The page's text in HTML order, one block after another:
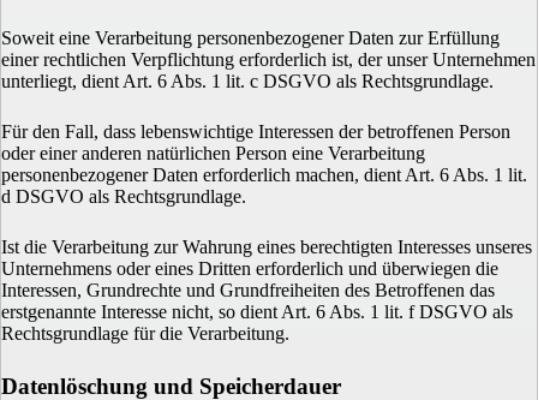
Soweit eine Verarbeitung personenbezogener Daten zur Erfüllung
einer rechtlichen Verpflichtung erforderlich ist, der unser Unternehmen
unterliegt, dient Art. 6 Abs. 1 lit. c DSGVO als Rechtsgrundlage.
Für den Fall, dass lebenswichtige Interessen der betroffenen Person
oder einer anderen natürlichen Person eine Verarbeitung
personenbezogener Daten erforderlich machen, dient Art. 6 Abs. 1 lit.
d DSGVO als Rechtsgrundlage.
Ist die Verarbeitung zur Wahrung eines berechtigten Interesses unseres
Unternehmens oder eines Dritten erforderlich und überwiegen die
Interessen, Grundrechte und Grundfreiheiten des Betroffenen das
erstgenannte Interesse nicht, so dient Art. 6 Abs. 1 lit. f DSGVO als
Rechtsgrundlage für die Verarbeitung.
Datenlöschung und Speicherdauer